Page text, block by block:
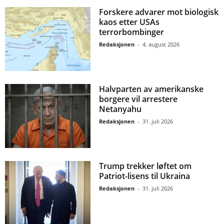
Forskere advarer mot biologisk
kaos etter USAs
terrorbombinger
Redaksjonen - 4. august 2026
Halvparten av amerikanske
borgere vil arrestere
Netanyahu
Redaksjonen - 31. juli 2026
Trump trekker løftet om
Patriot-lisens til Ukraina
Redaksjonen - 31. juli 2026